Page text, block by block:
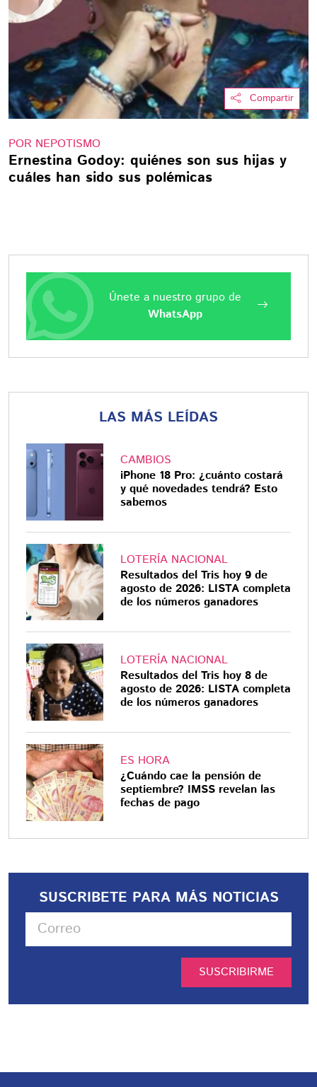
Compartir
POR NEPOTISMO
Ernestina Godoy: quiénes son sus hijas y
cuáles han sido sus polémicas
Únete a nuestro grupo de
WhatsApp
LAS MÁS LEÍDAS
CAMBIOS
iPhone 18 Pro: ¿cuánto costará
y qué novedades tendrá? Esto
sabemos
LOTERÍA NACIONAL
Resultados del Tris hoy 9 de
agosto de 2026: LISTA completa
de los números ganadores
LOTERÍA NACIONAL
Resultados del Tris hoy 8 de
agosto de 2026: LISTA completa
de los números ganadores
ES HORA
¿Cuándo cae la pensión de
septiembre? IMSS revelan las
fechas de pago
SUSCRIBETE PARA MÁS NOTICIAS
SUSCRIBIRME